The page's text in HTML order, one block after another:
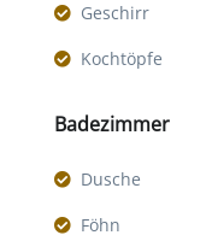
Geschirr
Kochtöpfe
Badezimmer
Dusche
Föhn